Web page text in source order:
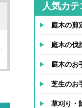
人気カテ
庭木の剪
庭木の伐
庭木のお
芝生のお
草刈り・